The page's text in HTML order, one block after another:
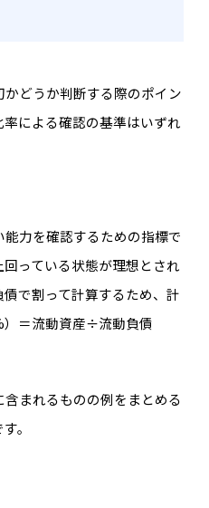
どうか判断する際のポイン
による確認の基準はいずれ
力を確認するための指標で
っている状態が理想とされ
で割って計算するため、計
）＝流動資産÷流動負債
まれるものの例をまとめる
。